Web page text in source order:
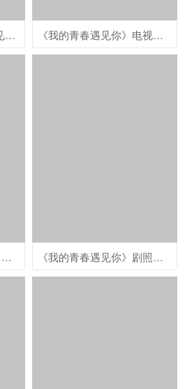
《我的青春遇见你》“一见倾心”海报剧照图片 《我的青春遇见你》电视剧照高清图片
姜妍《我的青春遇见你》李招娣剧照图片 《我的青春遇见你》剧照高清图片